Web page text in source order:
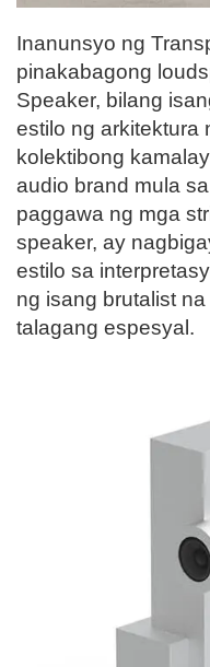
Inanunsyo ng
pinakabagong
Speaker, bilang
estilo ng arkitektura
kolektibong
audio brand mula
paggawa ng mga
speaker, ay
estilo sa
ng isang brutalist
talagang espesyal.